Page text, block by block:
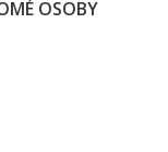
OSOBY